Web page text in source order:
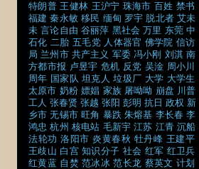
特朗普 王健林 王沪宁 珠海市 百姓 禁书
福建 秦永敏 移民 缅甸 罗宇 脱北者 艾未
未 言论自由 谷丽萍 黑社会 万里 东莞 中
石化 二胎 五毛党 人体器官 佛学院 信访
局 兰州市 共产主义 军委 冯小刚 刘淇 南
方都市报 卢昱宇 危机 反党 吴淦 周小川
周年 国家队 坦克人 垃圾厂 大学 大学生
太原市 奶粉 嫖娼 家族 屠呦呦 崩盘 川普
工人 张春贤 张越 张阳 彭明 抗日 政权 新
乡市 无锡市 旺角 暴跌 朱熔基 李长春 李
鸿忠 杭州 核电站 毛新宇 江苏 江青 沉船
法轮功 洛阳市 炎黄春秋 牡丹峰 王建平
王歧山 白宫 知识分子 社会 红军 红卫兵
红黄蓝 自焚 范冰冰 范长龙 蔡英文 计划